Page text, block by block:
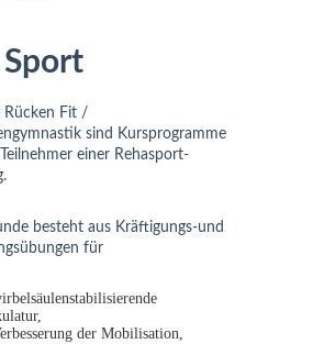
Sport
Rücken Fit /
sind Kursprogramme
einer Rehasport-
besteht aus Kräftigungs-und
für
der Mobilisation,